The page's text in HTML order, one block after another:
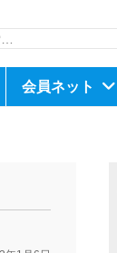
会員ネット